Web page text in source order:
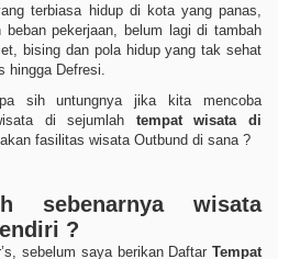
terbiasa hidup di kota yang panas,
beban pekerjaan, belum lagi di tambah
bising dan pola hidup yang tak sehat
hingga Defresi.
sih untungnya jika kita mencoba
di sejumlah tempat wisata di
fasilitas wisata Outbund di sana ?
sebenarnya wisata
?
sebelum saya berikan Daftar Tempat